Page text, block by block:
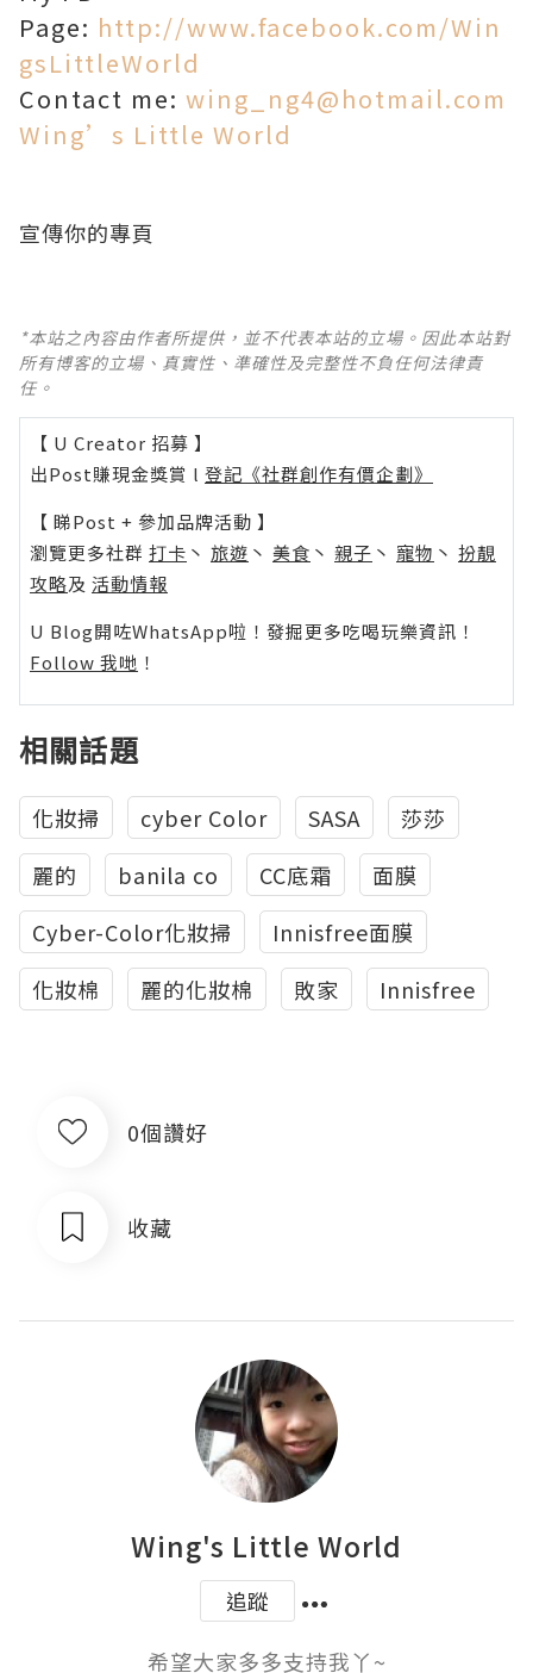
Page: http://www.facebook.com/Win
gsLittleWorld
Contact me: wing_ng4@hotmail.com
Wing’s Little World
宣傳你的專頁
*本站之內容由作者所提供，並不代表本站的立場。因此本站對
所有博客的立場、真實性、準確性及完整性不負任何法律責
任。
【 U Creator 招募 】
出Post賺現金獎賞 l 登記《社群創作有價企劃》
【 睇Post + 參加品牌活動 】
瀏覽更多社群 打卡 丶 旅遊 丶 美食 丶 親子 丶 寵物 丶 扮靚
攻略及 活動情報
U Blog開咗WhatsApp啦！發掘更多吃喝玩樂資訊！
Follow 我哋 ！
相關話題
化妝掃 cyber Color SASA
莎莎
麗的
banila co CC底霜
面膜
Cyber-Color化妝掃
Innisfree面膜
化妝棉
麗的化妝棉 敗家 Innisfree
0個讚好
收藏
Wing's Little World
追蹤
希望大家多多支持我丫~